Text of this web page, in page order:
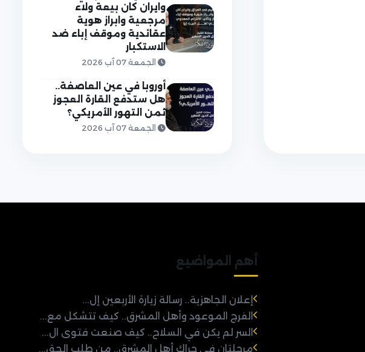
وايران كان بيعة ولاء
مرجعية وابراز هوية
عقائدية وموقف إباء ضد
الاستكبار
الجمعة 07 آب 2026
أوروبا في عين العاصفة..
هل ستدفع القارة العجوز
ثمن التهور الأمريكي؟
الجمعة 07 آب 2026
أهم المواضيع
إعلان الجاهزية.. رسالة زيارة الأربعين إل...
الفرج الموعود وأهل المشرق.. كيف تتشكل مع...
السر لم يكن في السلاح.. كيف صنعت فتوى ال...
مرحلتان في حراك أهل المشرق.. من طلب الحق...